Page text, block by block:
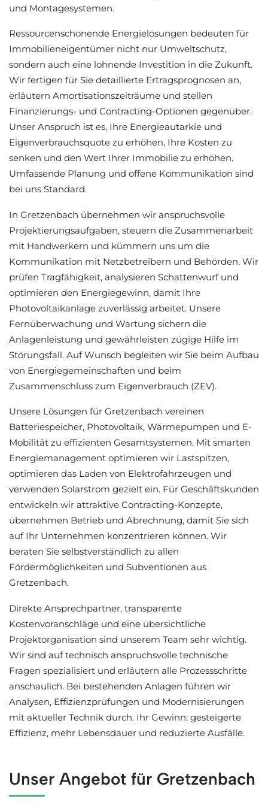
und Montagesystemen.
Ressourcenschonende Energielösungen bedeuten für
Immobilieneigentümer nicht nur Umweltschutz,
sondern auch eine lohnende Investition in die Zukunft.
Wir fertigen für Sie detaillierte Ertragsprognosen an,
erläutern Amortisationszeiträume und stellen
Finanzierungs- und Contracting-Optionen gegenüber.
Unser Anspruch ist es, Ihre Energieautarkie und
Eigenverbrauchsquote zu erhöhen, Ihre Kosten zu
senken und den Wert Ihrer Immobilie zu erhöhen.
Umfassende Planung und offene Kommunikation sind
bei uns Standard.
In Gretzenbach übernehmen wir anspruchsvolle
Projektierungsaufgaben, steuern die Zusammenarbeit
mit Handwerkern und kümmern uns um die
Kommunikation mit Netzbetreibern und Behörden. Wir
prüfen Tragfähigkeit, analysieren Schattenwurf und
optimieren den Energiegewinn, damit Ihre
Photovoltaikanlage zuverlässig arbeitet. Unsere
Fernüberwachung und Wartung sichern die
Anlagenleistung und gewährleisten zügige Hilfe im
Störungsfall. Auf Wunsch begleiten wir Sie beim Aufbau
von Energiegemeinschaften und beim
Zusammenschluss zum Eigenverbrauch (ZEV).
Unsere Lösungen für Gretzenbach vereinen
Batteriespeicher, Photovoltaik, Wärmepumpen und E-
Mobilität zu effizienten Gesamtsystemen. Mit smarten
Energiemanagement optimieren wir Lastspitzen,
optimieren das Laden von Elektrofahrzeugen und
verwenden Solarstrom gezielt ein. Für Geschäftskunden
entwickeln wir attraktive Contracting-Konzepte,
übernehmen Betrieb und Abrechnung, damit Sie sich
auf Ihr Unternehmen konzentrieren können. Wir
beraten Sie selbstverständlich zu allen
Fördermöglichkeiten und Subventionen aus
Gretzenbach.
Direkte Ansprechpartner, transparente
Kostenvoranschläge und eine übersichtliche
Projektorganisation sind unserem Team sehr wichtig.
Wir sind auf technisch anspruchsvolle technische
Fragen spezialisiert und erläutern alle Prozessschritte
anschaulich. Bei bestehenden Anlagen führen wir
Analysen, Effizienzprüfungen und Modernisierungen
mit aktueller Technik durch. Ihr Gewinn: gesteigerte
Effizienz, mehr Lebensdauer und reduzierte Ausfälle.
Unser Angebot für Gretzenbach